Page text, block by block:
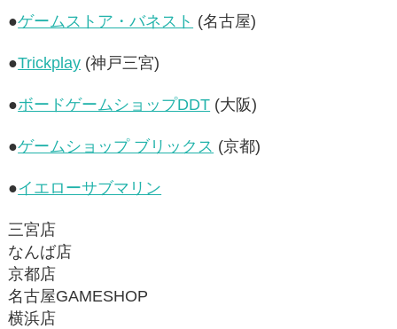
●ゲームストア・バネスト (名古屋)
●Trickplay (神戸三宮)
●ボードゲームショップDDT (大阪)
●ゲームショップ ブリックス (京都)
●イエローサブマリン
三宮店
なんば店
京都店
名古屋GAMESHOP
横浜店